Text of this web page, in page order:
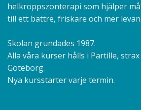
helkroppszonterapi som hjälper
till ett bättre, friskare och mer
Skolan grundades 1987.
Alla våra kurser hålls i Partille,
Göteborg.
Nya kursstarter varje termin.